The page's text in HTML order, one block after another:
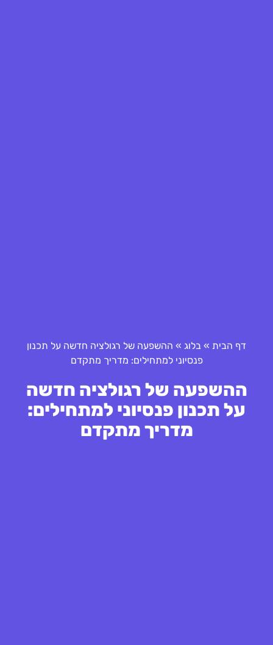
דף הבית » בלוג » ההשפעה של רגולציה חדשה על תכנון
פנסיוני למתחילים: מדריך מתקדם
ההשפעה של רגולציה חדשה
על תכנון פנסיוני למתחילים:
מדריך מתקדם